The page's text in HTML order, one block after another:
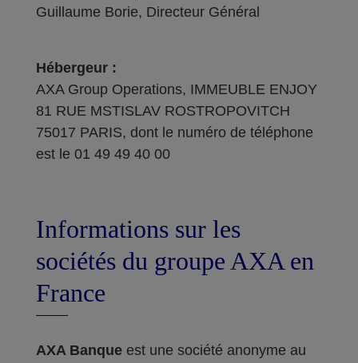
Guillaume Borie, Directeur Général
Hébergeur :
AXA Group Operations, IMMEUBLE ENJOY
81 RUE MSTISLAV ROSTROPOVITCH
75017 PARIS, dont le numéro de téléphone
est le 01 49 49 40 00
Informations sur les
sociétés du groupe AXA en
France
AXA Banque est une société anonyme au